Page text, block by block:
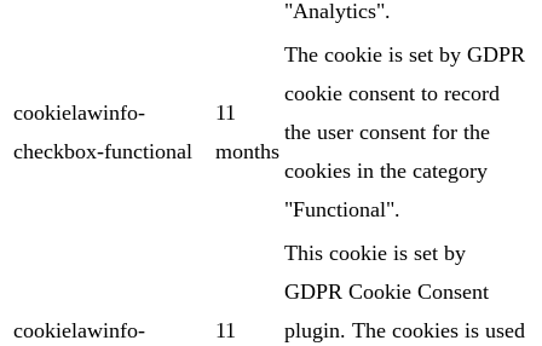
"Analytics".
cookielawinfo-
checkbox-functional
11
months
The cookie is set by GDPR
cookie consent to record
the user consent for the
cookies in the category
"Functional".
cookielawinfo-
11
This cookie is set by
GDPR Cookie Consent
plugin. The cookies is used